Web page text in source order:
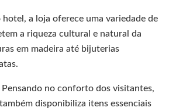
hotel, a loja oferece uma variedade de
a riqueza cultural e natural da
em madeira até bijuterias
Pensando no conforto dos visitantes,
disponibiliza itens essenciais